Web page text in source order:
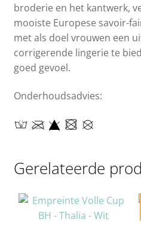
broderie en het kantwerk,
mooiste Europese savoir-
met als doel vrouwen een
corrigerende lingerie te
goed gevoel.
Onderhoudsadvies:
Gerelateerde